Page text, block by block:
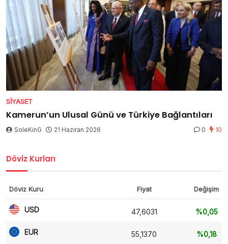
SIYASET
Kamerun’un Ulusal Günü ve Türkiye Bağlantıları
SoleKinG 21 Haziran 2026 0 10
Döviz Kurları
Döviz Kuru Fiyat Değişim
USD 47,6031 %0,05
EUR 55,1370 %0,18